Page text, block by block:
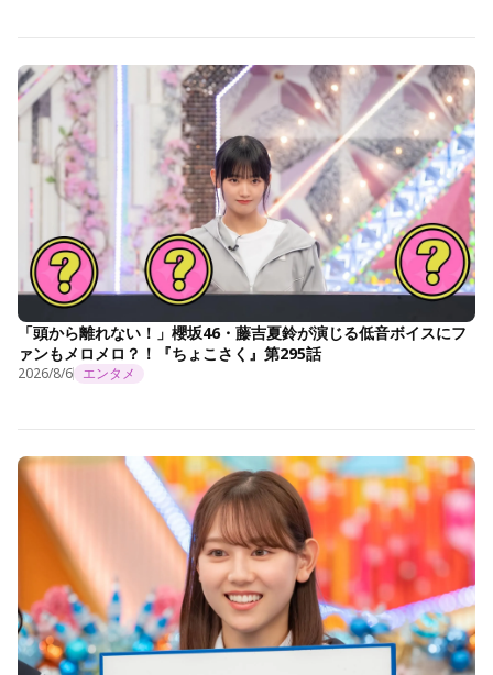
「頭から離れない！」櫻坂46・藤吉夏鈴が演じる低音ボイスにフ
ァンもメロメロ？！『ちょこさく』第295話
2026/8/6 エンタメ